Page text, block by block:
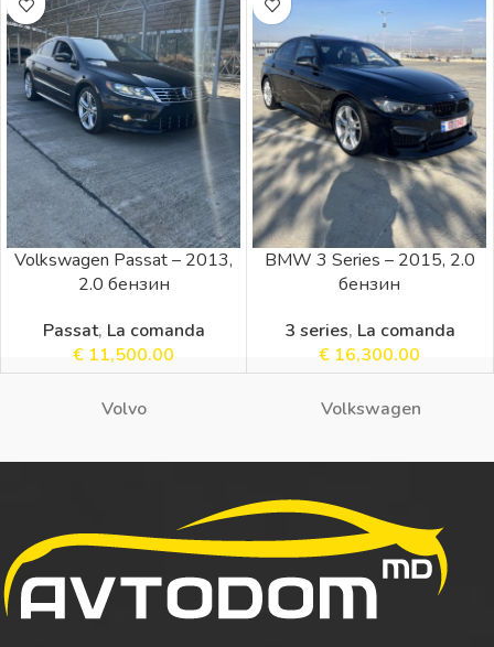
Volkswagen Passat – 2013,
2.0 бензин
Passat, La comanda
€ 11,500.00
BMW 3 Series – 2015, 2.0
бензин
3 series, La comanda
€ 16,300.00
Volvo Volkswagen